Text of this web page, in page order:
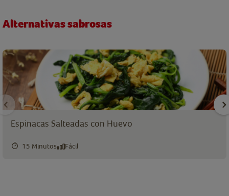
Alternativas sabrosas
Espinacas Salteadas con Huevo
15 Minutos Fácil